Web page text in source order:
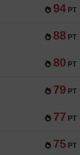
94 PT
88 PT
80 PT
79 PT
77 PT
75 PT